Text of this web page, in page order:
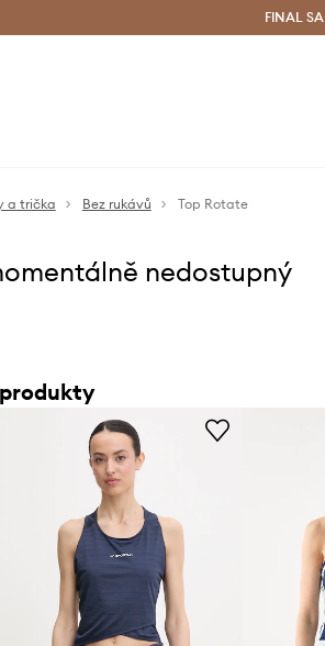
Doručení a vrácení zdarma (od
FINAL
a trička Bez rukávů Top Rotate
nedostupný